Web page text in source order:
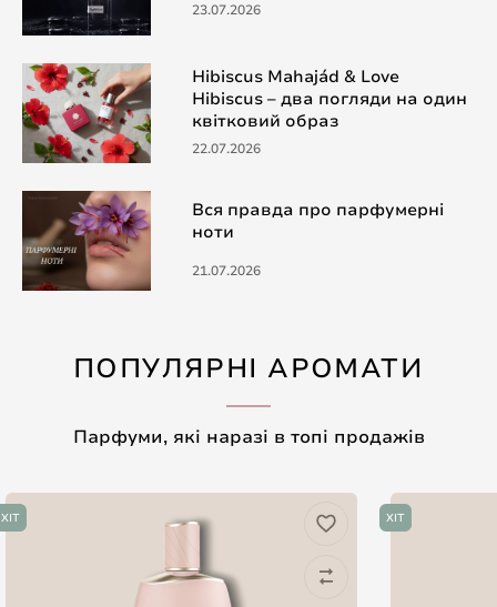
23.07.2026
Hibiscus Mahajád & Love
Hibiscus – два погляди на один
квітковий образ
22.07.2026
Вся правда про парфумерні
ноти
21.07.2026
ПОПУЛЯРНІ АРОМАТИ
Парфуми, які наразі в топі продажів
ХІТ ХІТ